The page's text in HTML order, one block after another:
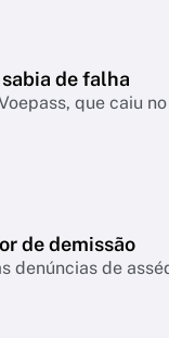
de falha
que caiu
de demissão
de